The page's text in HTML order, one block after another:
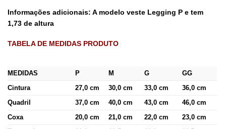
Informações adicionais: A modelo veste Legging P e tem
1,73 de altura
TABELA DE MEDIDAS PRODUTO
MEDIDAS P M G GG
Cintura 27,0 cm 30,0 cm 33,0 cm 36,0 cm
Quadril 37,0 cm 40,0 cm 43,0 cm 46,0 cm
Coxa 20,0 cm 21,0 cm 22,0 cm 23,0 cm